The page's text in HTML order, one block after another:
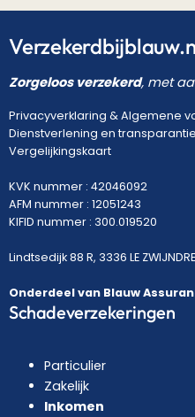
Zorgeloos verzekerd, met
Privacyverklaring &Algemene
Dienstverlening en transparantie
Vergelijkingskaart
KVK nummer : 42046092
AFM nummer : 12051243
KIFID nummer : 300.019520
Lindtsedijk 88 R, 3336 LE
Onderdeel van Blauw
Schadeverzekeringen
Particulier
Zakelijk
Inkomen